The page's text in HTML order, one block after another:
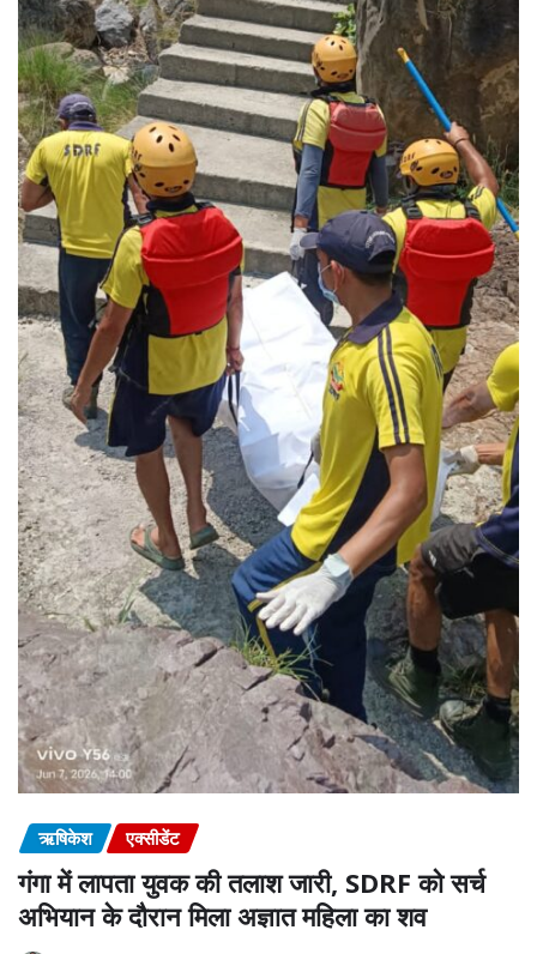
ऋषिकेश एक्सीडेंट
गंगा में लापता युवक की तलाश जारी, SDRF को सर्च
अभियान के दौरान मिला अज्ञात महिला का शव